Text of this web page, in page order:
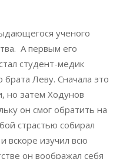
ученого
А первым его
студент-медик
Леву. Сначала это
но затем Ходунов
он смог обратить на
страстью собирал
вскоре изучил всю
он воображал себя